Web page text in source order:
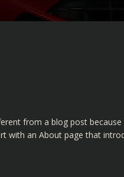
from a blog post
with an About page that